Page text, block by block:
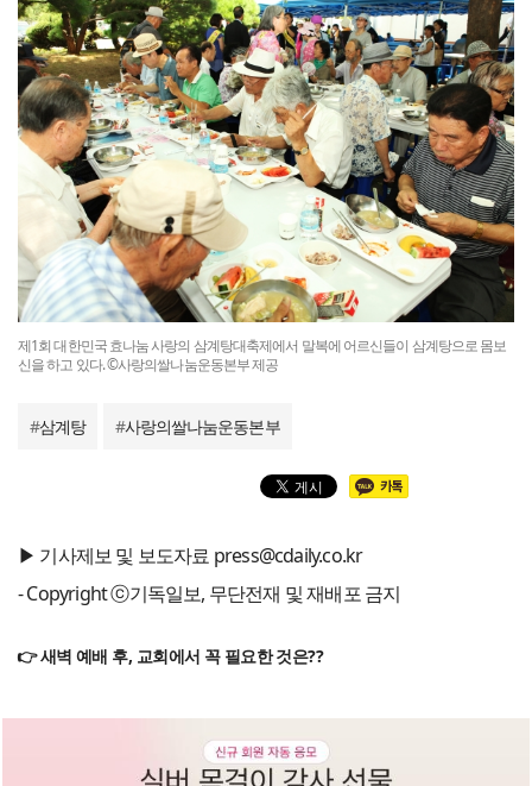
제1회 대한민국 효나눔 사랑의 삼계탕대축제에서 말복에 어르신들이 삼계탕으로 몸보
신을 하고 있다. ©사랑의쌀나눔운동본부 제공
#삼계탕 #사랑의쌀나눔운동본부
▶ 기사제보 및 보도자료 press@cdaily.co.kr
- Copyright ⓒ기독일보, 무단전재 및 재배포 금지
👉 새벽 예배 후, 교회에서 꼭 필요한 것은??